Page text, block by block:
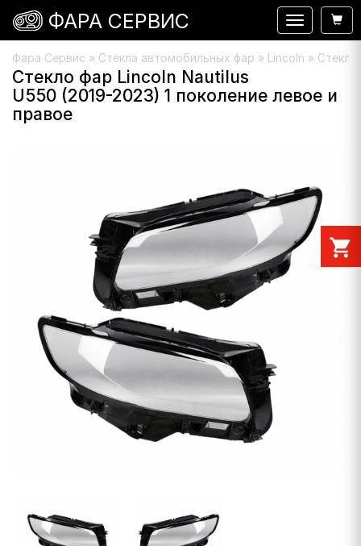
Фара Сервис » Стекла автомобильных фар » Lincoln »
Стекло фар Lincoln Nautilus
U550 (2019-2023) 1 поколение левое и
правое
Навигация
ФАРА СЕРВИС
shopping_cart